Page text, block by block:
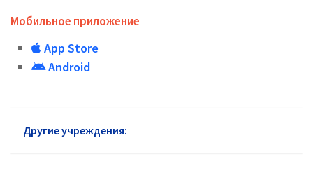
Мобильное приложение
App Store
Android
Другие учреждения: